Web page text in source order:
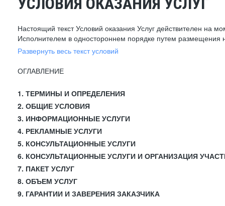
Настоящий текст Условий оказания Услуг действителен на
Исполнителем в одностороннем порядке путем размещения
Развернуть весь текст условий
ОГЛАВЛЕНИЕ
1. ТЕРМИНЫ И ОПРЕДЕЛЕНИЯ
2. ОБЩИЕ УСЛОВИЯ
3. ИНФОРМАЦИОННЫЕ УСЛУГИ
4. РЕКЛАМНЫЕ УСЛУГИ
5. КОНСУЛЬТАЦИОННЫЕ УСЛУГИ
6. КОНСУЛЬТАЦИОННЫЕ УСЛУГИ И ОРГАНИЗАЦИЯ
7. ПАКЕТ УСЛУГ
8. ОБЪЕМ УСЛУГ
9. ГАРАНТИИ И ЗАВЕРЕНИЯ ЗАКАЗЧИКА